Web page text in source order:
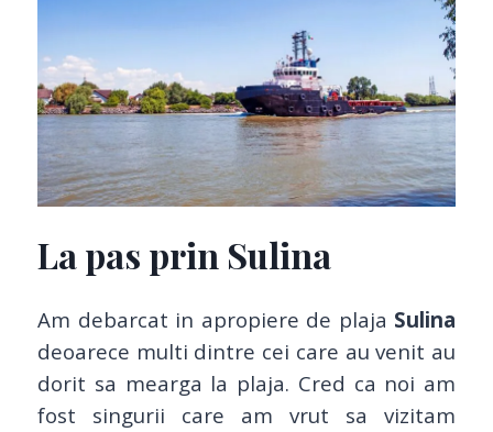
La pas prin Sulina
Am debarcat in apropiere de plaja Sulina
deoarece multi dintre cei care au venit au
dorit sa mearga la plaja. Cred ca noi am
fost singurii care am vrut sa vizitam